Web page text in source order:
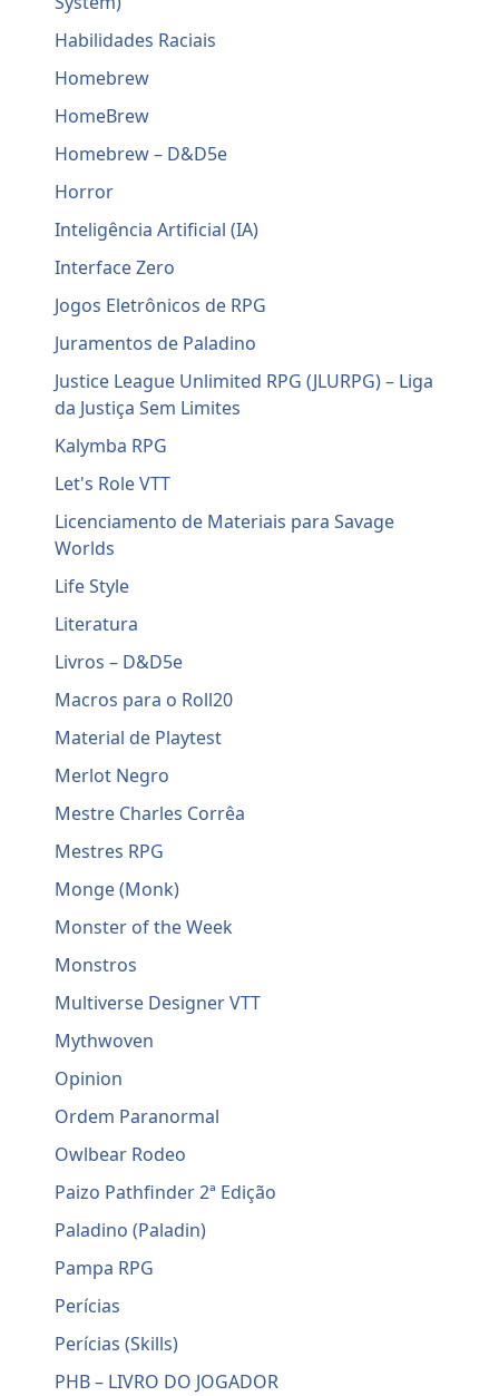
Habilidades Raciais
Homebrew
HomeBrew
Homebrew – D&D5e
Horror
Inteligência Artificial (IA)
Interface Zero
Jogos Eletrônicos de RPG
Juramentos de Paladino
Justice League Unlimited RPG (JLURPG) – Liga
da Justiça Sem Limites
Kalymba RPG
Let's Role VTT
Licenciamento de Materiais para Savage
Worlds
Life Style
Literatura
Livros – D&D5e
Macros para o Roll20
Material de Playtest
Merlot Negro
Mestre Charles Corrêa
Mestres RPG
Monge (Monk)
Monster of the Week
Monstros
Multiverse Designer VTT
Mythwoven
Opinion
Ordem Paranormal
Owlbear Rodeo
Paizo Pathfinder 2ª Edição
Paladino (Paladin)
Pampa RPG
Perícias
Perícias (Skills)
PHB – LIVRO DO JOGADOR